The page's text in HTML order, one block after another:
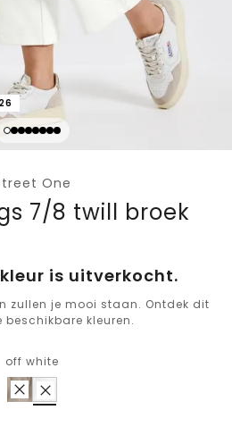
One
7/8 twill broek
is uitverkocht.
zullen je mooi staan. Ontdek dit
beschikbare kleuren.
off white